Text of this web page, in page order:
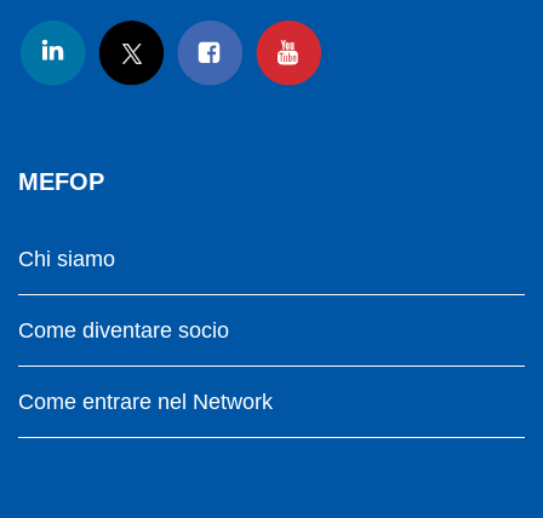
MEFOP
Chi siamo
Come diventare socio
Come entrare nel Network